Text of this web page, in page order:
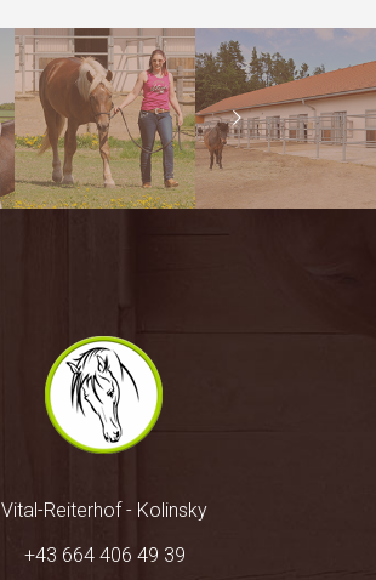
Vital-Reiterhof - Kolinsky
+43 664 406 49 39